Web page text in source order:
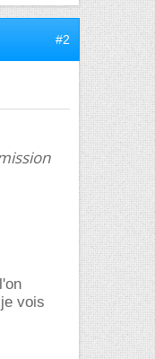
#2
vois